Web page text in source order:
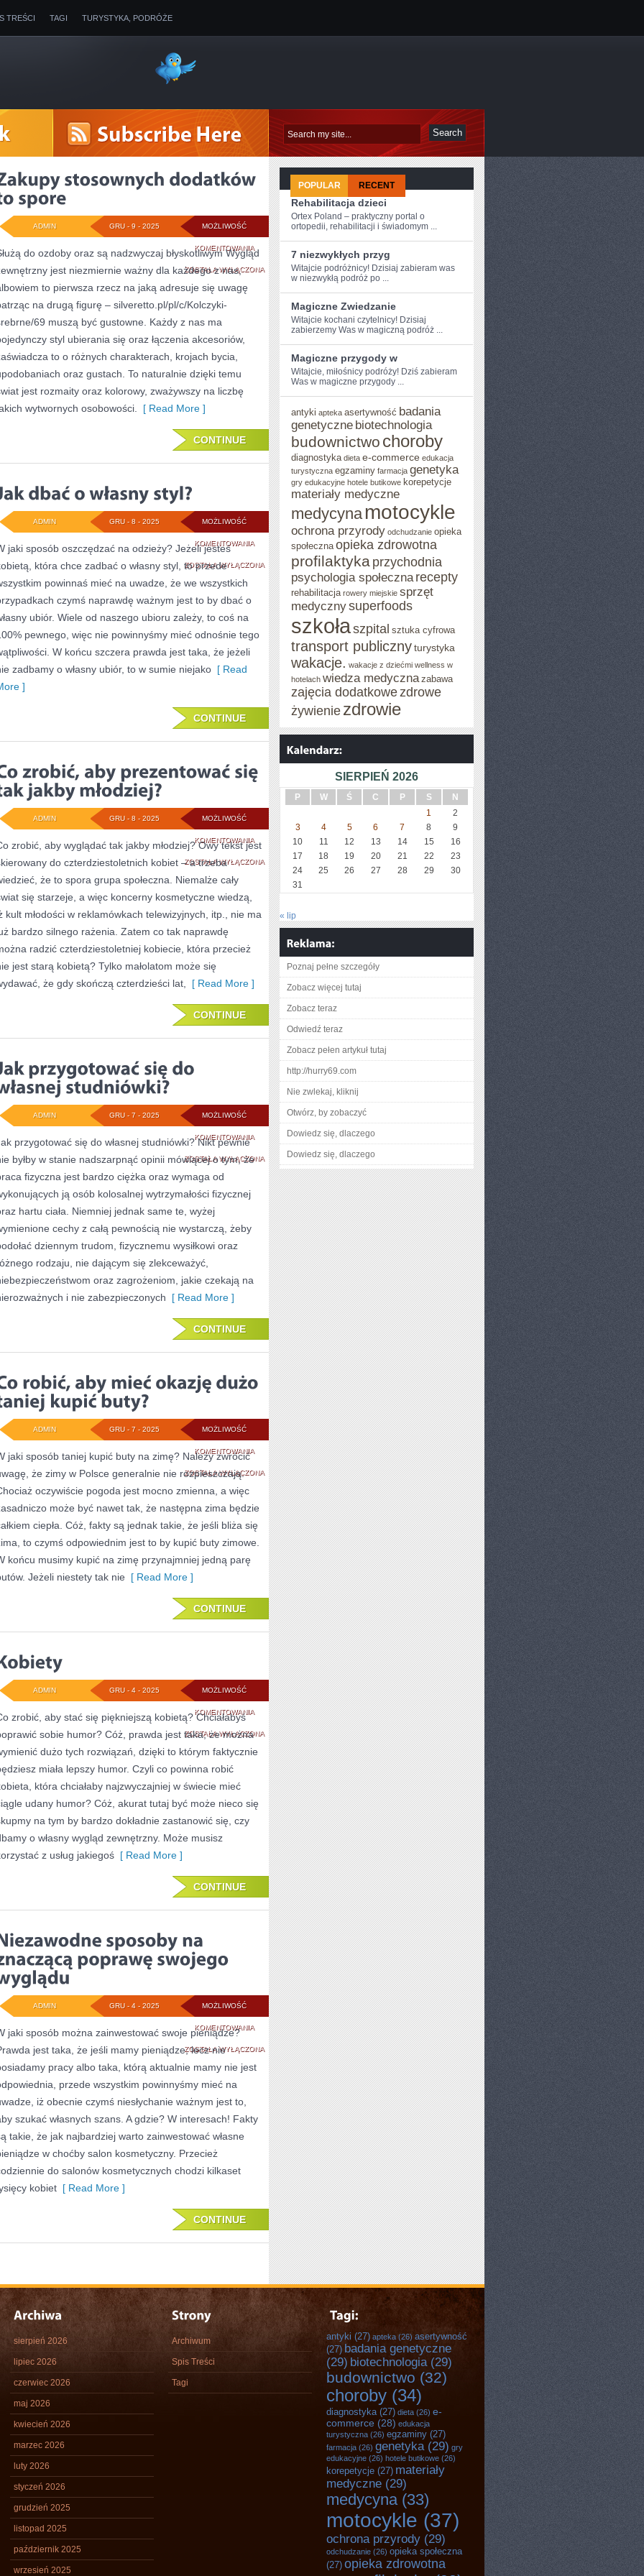
TREŚCI TAGI TURYSTYKA, PODRÓŻE
MOŻLIWOŚĆ
KOMENTOWANIAZAKUPY
STOSOWNYCH
DODATKÓW
SPORE
ZOSTAŁA WYŁĄCZONA
GRU - 9 - 2025
ADMIN
do ozdoby oraz są nadzwyczaj błyskotliwym Wygląd
jest niezmiernie ważny dla każdego z nas,
to pierwsza rzecz na jaką adresuje się uwagę
na drugą figurę – silveretto.pl/pl/c/Kolczyki-
69 muszą być gustowne. Każdy z nas ma
styl ubierania się oraz łączenia akcesoriów,
to o różnych charakterach, krojach bycia,
oraz gustach. To naturalnie dzięki temu
jest rozmaity oraz kolorowy, zważywszy na liczbę
wytwornych osobowości.
[ Read More ]
CONTINUE
MOŻLIWOŚĆ
KOMENTOWANIAJAK
DBAĆ
WŁASNY
STYL?
ZOSTAŁA WYŁĄCZONA
GRU - 8 - 2025
ADMIN
jaki sposób oszczędzać na odzieży? Jeżeli jesteś
która chce zadbać o własny styl, to przede
powinnaś mieć na uwadze, że we wszystkich
czymś naprawdę ważnym jest to by dbać o
ubiór. Wiele od naszego ubioru zależy, to coś na
pewnego, więc nie powinnyśmy mieć odnośnie tego
W końcu szczera prawda jest taka, że jeżeli
zadbamy o własny ubiór, to w sumie niejako [ Read
]
CONTINUE
MOŻLIWOŚĆ
KOMENTOWANIACO
ZROBIĆ,
PREZENTOWAĆ
JAKBY
MŁODZIEJ?
ZOSTAŁA WYŁĄCZONA
GRU - 8 - 2025
ADMIN
zrobić, aby wyglądać tak jakby młodziej? Owy tekst jest
do czterdziestoletnich kobiet – a trzeba
że to spora grupa społeczna. Niemalże cały
się starzeje, a więc koncerny kosmetyczne wiedzą,
kult młodości w reklamówkach telewizyjnych, itp., nie ma
bardzo silnego rażenia. Zatem co tak naprawdę
radzić czterdziestoletniej kobiecie, która przecież
jest starą kobietą? Tylko małolatom może się
że gdy skończą czterdzieści lat,
[ Read More ]
CONTINUE
MOŻLIWOŚĆ
KOMENTOWANIAJAK
PRZYGOTOWAĆ
WŁASNEJ
STUDNIÓWKI?
ZOSTAŁA WYŁĄCZONA
GRU - 7 - 2025
ADMIN
przygotować się do własnej studniówki? Nikt pewnie
byłby w stanie nadszarpnąć opinii mówiącej o tym, że
fizyczna jest bardzo ciężka oraz wymaga od
ją osób kolosalnej wytrzymałości fizycznej
hartu ciała. Niemniej jednak same te, wyżej
cechy z całą pewnością nie wystarczą, żeby
dziennym trudom, fizycznemu wysiłkowi oraz
rodzaju, nie dającym się zlekceważyć,
oraz zagrożeniom, jakie czekają na
i nie zabezpieczonych [ Read More ]
CONTINUE
MOŻLIWOŚĆ
KOMENTOWANIACO
ROBIĆ,
MIEĆ
OKAZJĘ
DUŻO
TANIEJ
KUPIĆ
BUTY?
ZOSTAŁA WYŁĄCZONA
GRU - 7 - 2025
ADMIN
jaki sposób taniej kupić buty na zimę? Należy zwrócić
że zimy w Polsce generalnie nie rozpieszczają.
oczywiście pogoda jest mocno zmienna, a więc
może być nawet tak, że następna zima będzie
ciepła. Cóż, fakty są jednak takie, że jeśli bliża się
to czymś odpowiednim jest to by kupić buty zimowe.
końcu musimy kupić na zimę przynajmniej jedną parę
Jeżeli niestety tak nie [ Read More ]
CONTINUE
MOŻLIWOŚĆ
KOMENTOWANIAKOBIETY
ZOSTAŁA WYŁĄCZONA
GRU - 4 - 2025
ADMIN
zrobić, aby stać się piękniejszą kobietą? Chciałabyś
sobie humor? Cóż, prawda jest taka, że można
dużo tych rozwiązań, dzięki to którym faktycznie
miała lepszy humor. Czyli co powinna robić
która chciałaby najzwyczajniej w świecie mieć
udany humor? Cóż, akurat tutaj być może nieco się
na tym by bardzo dokładnie zastanowić się, czy
o własny wygląd zewnętrzny. Może musisz
z usług jakiegoś [ Read More ]
CONTINUE
MOŻLIWOŚĆ
KOMENTOWANIANIEZAWODNE
SPOSOBY
NA
ZNACZĄCĄ
POPRAWĘ
SWOJEGO
WYGLĄDU
ZOSTAŁA WYŁĄCZONA
GRU - 4 - 2025
ADMIN
jaki sposób można zainwestować swoje pieniądze?
jest taka, że jeśli mamy pieniądze, lecz nie
pracy albo taka, którą aktualnie mamy nie jest
przede wszystkim powinnyśmy mieć na
iż obecnie czymś niesłychanie ważnym jest to,
szukać własnych szans. A gdzie? W interesach! Fakty
takie, że jak najbardziej warto zainwestować własne
w choćby salon kosmetyczny. Przecież
do salonów kosmetycznych chodzi kilkaset
kobiet [ Read More ]
CONTINUE
POPULAR RECENT
Rehabilitacja dzieci
Ortex Poland – praktyczny portal o
ortopedii, rehabilitacji i świadomym ...
7 niezwykłych przyg
Witajcie podróżnicy! Dzisiaj zabieram was
w ‌niezwykłą podróż ⁢po ...
Magiczne Zwiedzanie
Witajcie⁢ kochani czytelnicy! ⁤Dzisiaj
zabierzemy Was w⁣ magiczną podróż ...
Magiczne przygody w
Witajcie, miłośnicy podróży! Dziś zabieram
Was⁤ w magiczne przygody ...
antyki apteka asertywność badania
genetyczne biotechnologia
budownictwo choroby
diagnostyka dieta e-commerce edukacja
turystyczna egzaminy farmacja genetyka
gry edukacyjne hotele butikowe korepetycje
materiały medyczne
medycyna motocykle
ochrona przyrody odchudzanie opieka
społeczna opieka zdrowotna
profilaktyka przychodnia
psychologia społeczna recepty
rehabilitacja rowery miejskie sprzęt
medycznysuperfoods
szkołaszpital sztuka cyfrowa
transport publicznyturystyka
wakacje. wakacje z dziećmi wellness w
hotelach wiedza medyczna zabawa
zajęcia dodatkowezdrowe
żywienie zdrowie
SIERPIEŃ 2026
P W Ś C P S
N
1
2
3
4 5 6 7 8
9
10
11 12 13 14 15
16
17
18 19 20 21 22
23
24
25 26 27 28 29
30
31
« lip
Poznaj pełne szczegóły
Zobacz więcej tutaj
Zobacz teraz
Odwiedź teraz
Zobacz pełen artykuł tutaj
http://hurry69.com
Nie zwlekaj, kliknij
Otwórz, by zobaczyć
Dowiedz się, dlaczego
Dowiedz się, dlaczego
sierpień 2026
lipiec 2026
czerwiec 2026
maj 2026
kwiecień 2026
marzec 2026
luty 2026
styczeń 2026
grudzień 2025
listopad 2025
październik 2025
wrzesień 2025
Archiwum
Spis Treści
Tagi
antyki (27) apteka (26) asertywność
(27) badania genetyczne
(29) biotechnologia (29)
budownictwo (32)
choroby (34)
diagnostyka(27) dieta (26) e-
commerce (28) edukacja
turystyczna (26) egzaminy (27)
farmacja (26) genetyka (29) gry
edukacyjne (26) hotele butikowe (26)
korepetycje (27) materiały
medyczne (29)
medycyna(33)
motocykle (37)
ochrona przyrody (29)
odchudzanie (26) opieka społeczna
(27) opieka zdrowotna